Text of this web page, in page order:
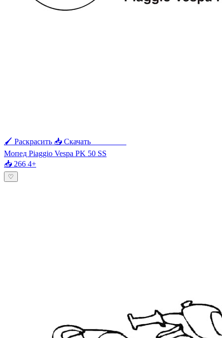
🖌 Раскрасить 📥 Скачать
Мопед Piaggio Vespa PK 50 SS
📥 266 4+
♡